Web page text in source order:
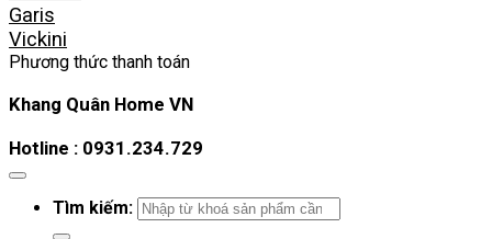
Garis
Vickini
Phương thức thanh toán
Khang Quân Home VN
Hotline : 0931.234.729
Tìm kiếm: